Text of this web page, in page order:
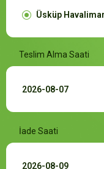
Teslim Alma Saati
İade Saati